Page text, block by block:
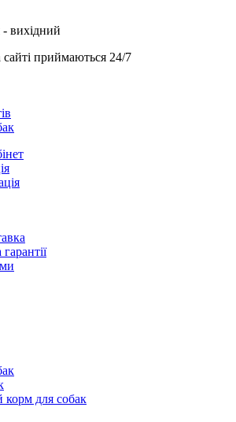
- вихідний
приймаються 24/7
корм для собак